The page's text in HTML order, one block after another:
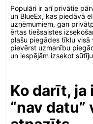
Populāri ir arī privātie
un BlueEx, kas piedāvā
uzņēmumiem, gan
ērtas tiešsaistes
plašu piegādes tīklu
pievērst uzmanību
un iespējām izsekot
Ko darīt, ja
“nav